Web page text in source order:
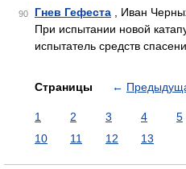
90 Гнев Гефеста , Иван
При испытании новой
испытатель средств
Страницы ←
1 2 3 4 5
10
11 12 13